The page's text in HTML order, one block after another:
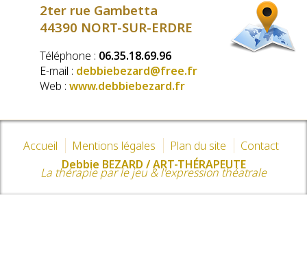
2ter rue Gambetta
44390 NORT-SUR-ERDRE
Téléphone : 06.35.18.69.96
E-mail : debbiebezard@free.fr
Web : www.debbiebezard.fr
Accueil Mentions légales Plan du site
Contact
Debbie BEZARD / ART-THÉRAPEUTE
La thérapie par le jeu & l'expression théatrale